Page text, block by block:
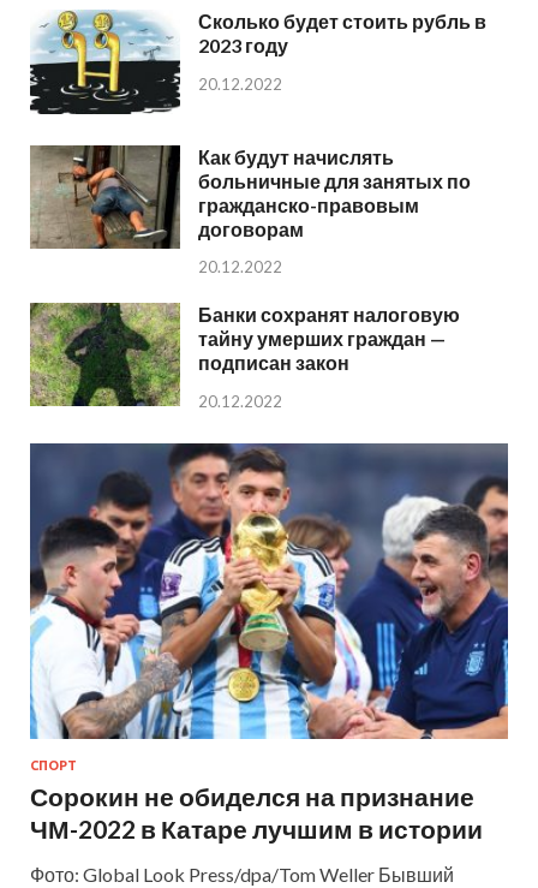
Сколько будет стоить рубль в
2023 году
20.12.2022
Как будут начислять
больничные для занятых по
гражданско-правовым
договорам
20.12.2022
Банки сохранят налоговую
тайну умерших граждан —
подписан закон
20.12.2022
СПОРТ
Сорокин не обиделся на признание
ЧМ-2022 в Катаре лучшим в истории
Фото: Global Look Press/dpa/Tom Weller Бывший